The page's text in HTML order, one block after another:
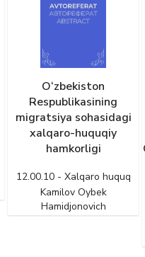
JST SYB (Jahon savdo
tashkiloti savdoni
yengillashtirish bitimi)
standartlarini
O‘zbekistonning bojxona
implementatsiya qilish
12.00.10 - Xalqaro huquq